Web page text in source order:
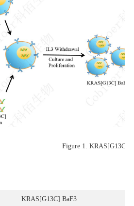
Figure 1. KRAS[G13C]
KRAS[G13C] BaF3